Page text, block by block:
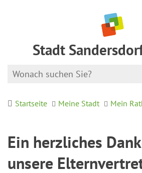
Stadt
Startseite Meine Stadt Mein
Ein herzliches
unsere